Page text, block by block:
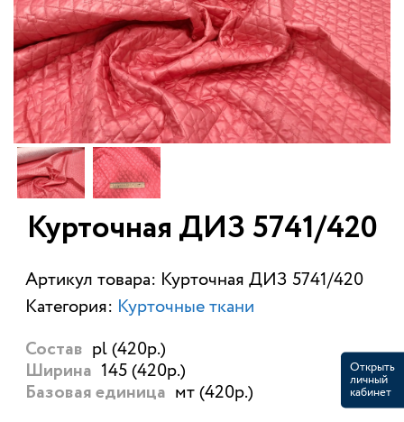
Курточная ДИЗ 5741/420
Артикул товара: Курточная ДИЗ 5741/420
Категория: Курточные ткани
Состав pl (420р.)
Ширина 145 (420р.)
Базовая единица мт (420р.)
Открыть
личный
кабинет